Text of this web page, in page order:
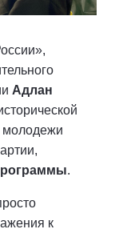
Адлан
молодежи
.
к